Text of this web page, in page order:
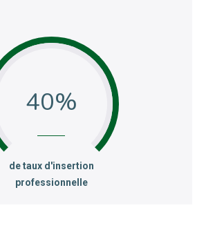
40
:de taux d'insertion
professionnelle